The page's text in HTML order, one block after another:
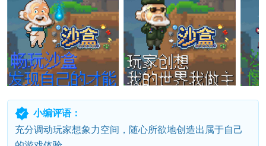
小编评语：
充分调动玩家想象力空间，随心所欲地创造出属于自己